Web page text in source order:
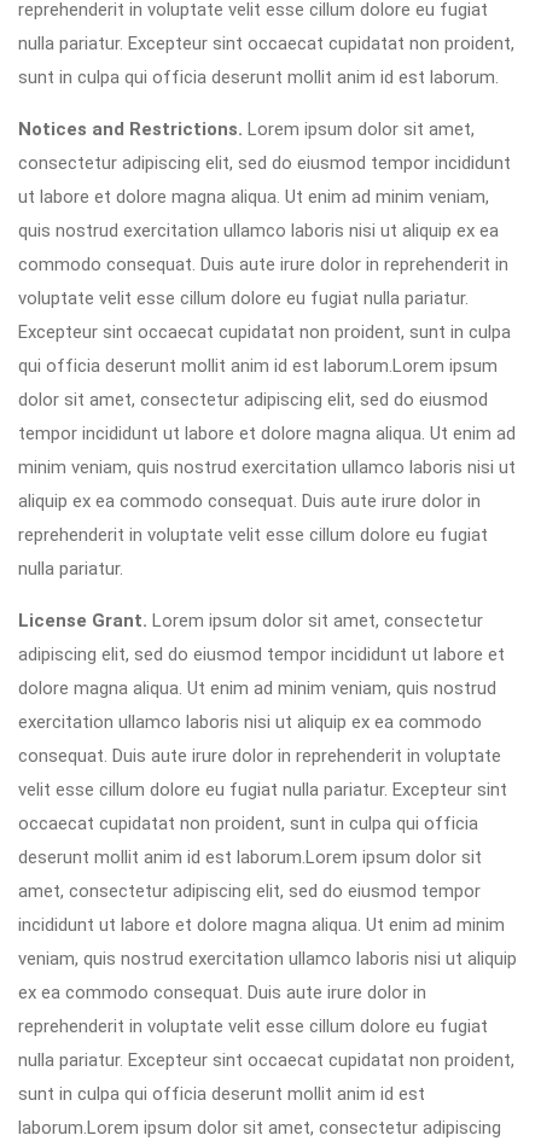
reprehenderit in voluptate velit esse cillum dolore eu fugiat
nulla pariatur. Excepteur sint occaecat cupidatat non proident,
sunt in culpa qui officia deserunt mollit anim id est laborum.
Notices and Restrictions. Lorem ipsum dolor sit amet,
consectetur adipiscing elit, sed do eiusmod tempor incididunt
ut labore et dolore magna aliqua. Ut enim ad minim veniam,
quis nostrud exercitation ullamco laboris nisi ut aliquip ex ea
commodo consequat. Duis aute irure dolor in reprehenderit in
voluptate velit esse cillum dolore eu fugiat nulla pariatur.
Excepteur sint occaecat cupidatat non proident, sunt in culpa
qui officia deserunt mollit anim id est laborum.Lorem ipsum
dolor sit amet, consectetur adipiscing elit, sed do eiusmod
tempor incididunt ut labore et dolore magna aliqua. Ut enim ad
minim veniam, quis nostrud exercitation ullamco laboris nisi ut
aliquip ex ea commodo consequat. Duis aute irure dolor in
reprehenderit in voluptate velit esse cillum dolore eu fugiat
nulla pariatur.
License Grant. Lorem ipsum dolor sit amet, consectetur
adipiscing elit, sed do eiusmod tempor incididunt ut labore et
dolore magna aliqua. Ut enim ad minim veniam, quis nostrud
exercitation ullamco laboris nisi ut aliquip ex ea commodo
consequat. Duis aute irure dolor in reprehenderit in voluptate
velit esse cillum dolore eu fugiat nulla pariatur. Excepteur sint
occaecat cupidatat non proident, sunt in culpa qui officia
deserunt mollit anim id est laborum.Lorem ipsum dolor sit
amet, consectetur adipiscing elit, sed do eiusmod tempor
incididunt ut labore et dolore magna aliqua. Ut enim ad minim
veniam, quis nostrud exercitation ullamco laboris nisi ut aliquip
ex ea commodo consequat. Duis aute irure dolor in
reprehenderit in voluptate velit esse cillum dolore eu fugiat
nulla pariatur. Excepteur sint occaecat cupidatat non proident,
sunt in culpa qui officia deserunt mollit anim id est
laborum.Lorem ipsum dolor sit amet, consectetur adipiscing